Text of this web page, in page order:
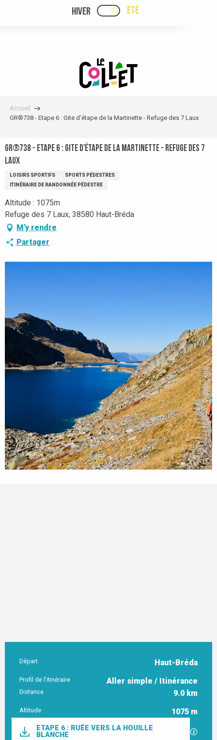
PAGE D’ACCUEIL ACTUELLE ÉTÉ :
HIVER PAGE D’ACCUEIL
ÉTÉ
Accueil
GR®738 - Etape 6 : Gite d'étape de la Martinette - Refuge des 7 Laux
GR®738 - Etape 6 : Gite d'étape de la Martinette - Refuge des 7
Laux
LOISIRS SPORTIFS
SPORTS PÉDESTRES
ITINÉRAIRE DE RANDONNÉE PÉDESTRE
Altitude : 1075m
Refuge des 7 Laux, 38580 Haut-Bréda
M'y rendre
Partager
Informations pratiques
Départ Haut-Bréda
Profil de l’itinéraire Aller simple / Itinérance
Distance 9.0 km
Altitude
1075 m
Documentation
ETAPE 6 : RUÉE VERS LA HOUILLE
BLANCHE